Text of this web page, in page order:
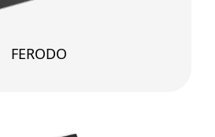
FERODO